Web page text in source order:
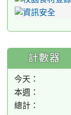
計數器
今天：
本週：
總計：